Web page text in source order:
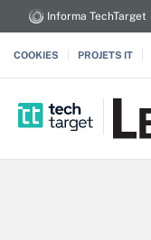
Informa TechTarget
COOKIES PROJETS IT